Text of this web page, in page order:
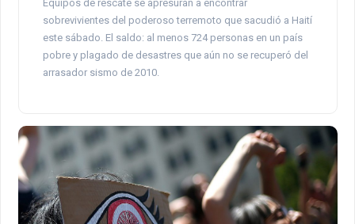
Equipos de rescate se apresuran a encontrar
sobrevivientes del poderoso terremoto que sacudió a Haití
este sábado. El saldo: al menos 724 personas en un país
pobre y plagado de desastres que aún no se recuperó del
arrasador sismo de 2010.